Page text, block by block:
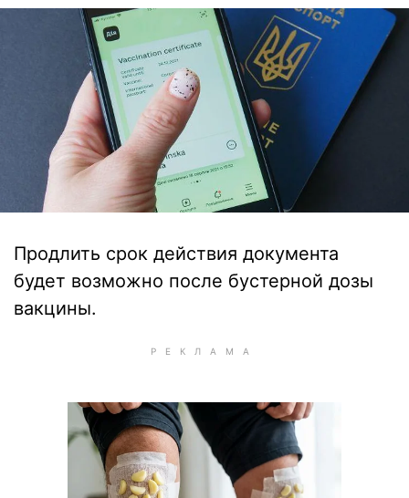
Продлить срок действия документа
будет возможно после бустерной дозы
вакцины.